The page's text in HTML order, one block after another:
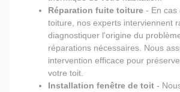
Réparation fuite toiture - En cas
toiture, nos experts interviennent
diagnostiquer l'origine du
réparations nécessaires. Nous
intervention efficace pour
votre toit.
Installation fenêtre de toit -